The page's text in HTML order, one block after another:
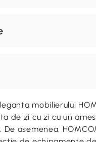
mobilierului
de zi cu zi cu un
asemenea,